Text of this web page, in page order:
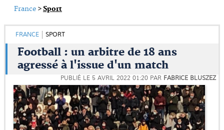
France >Sport
FRANCE SPORT
Football : un arbitre de 18 ans
agressé à l'issue d'un match
PUBLIÉ LE 5 AVRIL 2022 01:20 PAR FABRICE BLUSZEZ